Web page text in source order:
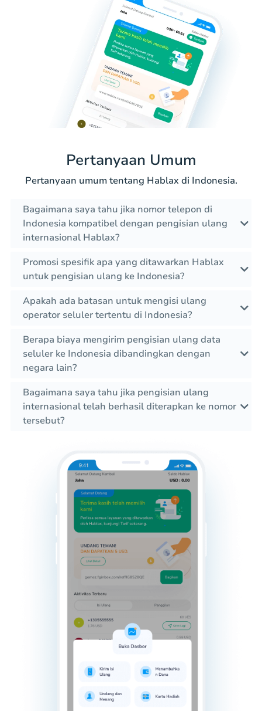
Pertanyaan Umum
Pertanyaan umum tentang Hablax di Indonesia.
Bagaimana saya tahu jika nomor telepon di
Indonesia kompatibel dengan pengisian ulang
internasional Hablax?
Promosi spesifik apa yang ditawarkan Hablax
untuk pengisian ulang ke Indonesia?
Apakah ada batasan untuk mengisi ulang
operator seluler tertentu di Indonesia?
Berapa biaya mengirim pengisian ulang data
seluler ke Indonesia dibandingkan dengan
negara lain?
Bagaimana saya tahu jika pengisian ulang
internasional telah berhasil diterapkan ke nomor
tersebut?